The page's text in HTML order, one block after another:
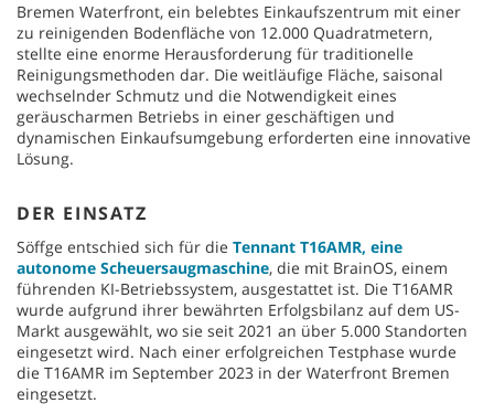
Bremen Waterfront, ein belebtes Einkaufszentrum mit einer
zu reinigenden Bodenfläche von 12.000 Quadratmetern,
stellte eine enorme Herausforderung für traditionelle
Reinigungsmethoden dar. Die weitläufige Fläche, saisonal
wechselnder Schmutz und die Notwendigkeit eines
geräuscharmen Betriebs in einer geschäftigen und
dynamischen Einkaufsumgebung erforderten eine innovative
Lösung.
DER EINSATZ
Söffge entschied sich für die Tennant T16AMR, eine
autonome Scheuersaugmaschine, die mit BrainOS, einem
führenden KI-Betriebssystem, ausgestattet ist. Die T16AMR
wurde aufgrund ihrer bewährten Erfolgsbilanz auf dem US-
Markt ausgewählt, wo sie seit 2021 an über 5.000 Standorten
eingesetzt wird. Nach einer erfolgreichen Testphase wurde
die T16AMR im September 2023 in der Waterfront Bremen
eingesetzt.